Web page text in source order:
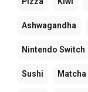
Ashwagandha
Nintendo Switch
Sushi Matcha